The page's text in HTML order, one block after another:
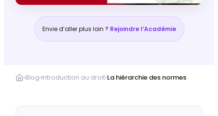
Envie d’aller plus loin ? Rejoindre l’Académie
›Blog›Introduction au droit›La hiérarchie des normes